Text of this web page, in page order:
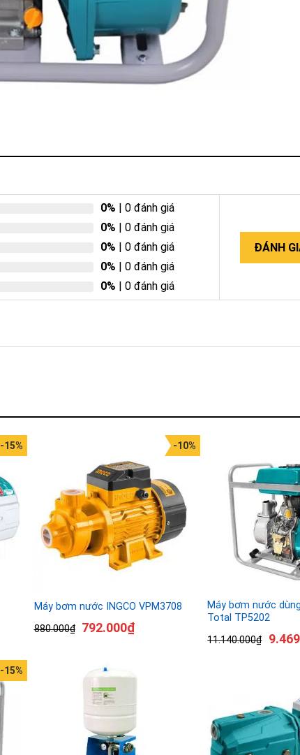
0% | 0 đánh giá
0% | 0 đánh giá
0% | 0 đánh giá
0% | 0 đánh giá
0% | 0 đánh giá
ĐÁNH
-15%
Máy bơm nước INGCO VPM3708
880.000₫
-10%
792.000₫
Máy bơm nước
Total TP5202
11.140.000₫
-15%